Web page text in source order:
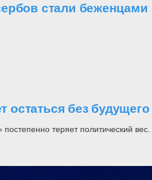
стали беженцами
остаться без будущего
теряет политический вес.